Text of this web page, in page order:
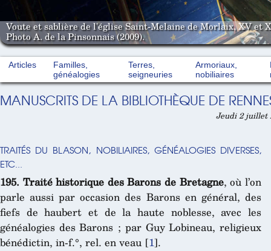
Voute et sablière de l'église Saint-Melaine de Morlaix, XV et
Photo A. de la Pinsonnais (2009).
Articles
Familles,
généalogies
Terres,
seigneuries
Armoriaux,
nobiliaires
MANUSCRITS DE LA BIBLIOTHÈQUE DE
Jeudi 2 juillet
TRAITÉS DU BLASON, NOBILIAIRES, GÉNÉALOGIES DIVERSES,
ETC...
195. Traité historique des Barons de Bretagne, où l’on
parle aussi par occasion des Barons en général, des
fiefs de haubert et de la haute noblesse, avec les
généalogies des Barons ; par Guy Lobineau, religieux
bénédictin, in-f.°, rel. en veau [1].